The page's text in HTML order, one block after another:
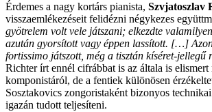
Érdemes a nagy kortárs pianista, Szvjatoszlav
visszaemlékezéseit felidézni négykezes
gyötrelem volt vele játszani; elkezdte
azután gyorsított vagy éppen lassított. […]
fortissimo játszott, még a tisztán kíséret-jellegű
Richter írt ennél cifrábbat is az általa is elismert
komponistáról, de a fentiek különösen
Sosztakovics zongoristaként bizonyos
igazán tudott teljesíteni.